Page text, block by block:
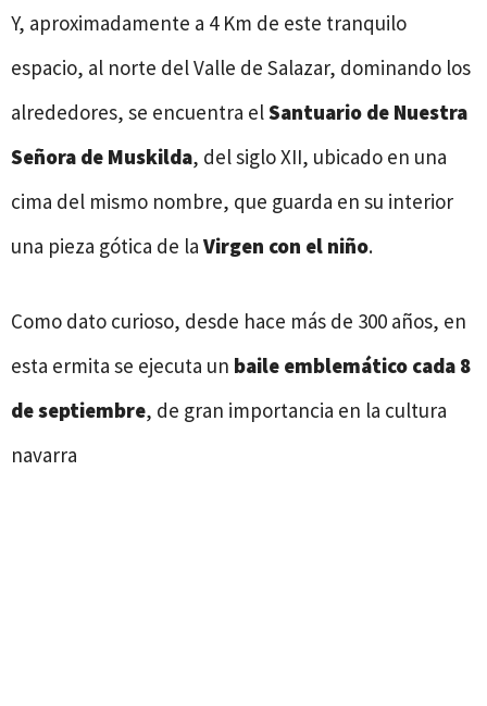
Y, aproximadamente a 4 Km de este tranquilo
espacio, al norte del Valle de Salazar, dominando los
alrededores, se encuentra elSantuario de Nuestra
Señora de Muskilda, del siglo XII, ubicado en una
cima del mismo nombre, que guarda en su interior
una pieza gótica de la Virgen con el niño.
Como dato curioso, desde hace más de 300 años, en
esta ermita se ejecuta un baile emblemático cada 8
de septiembre, de gran importancia en la cultura
navarra